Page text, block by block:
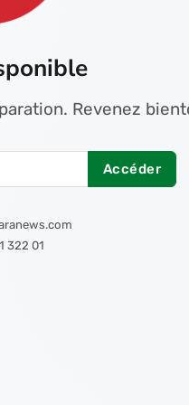
Revenez
Accéder
322 01